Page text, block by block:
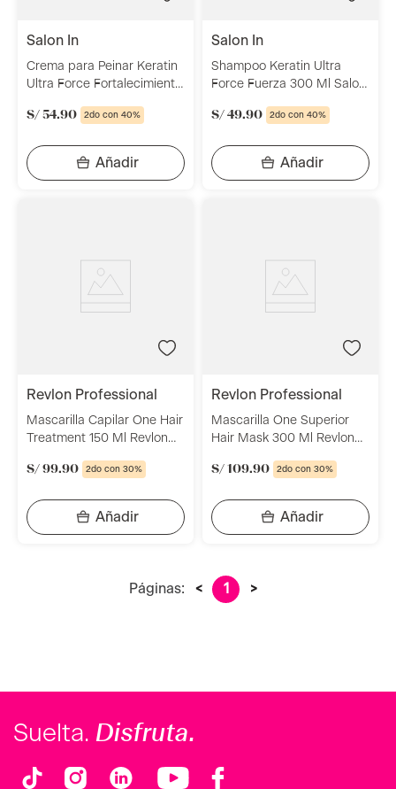
salon in
Crema para Peinar Keratin
Ultra Force Fortalecimiento
S/ 54.90 2do con 40%
salon in
Shampoo Keratin Ultra
Force Fuerza 300 Ml Salon
S/ 49.90 2do con 40%
revlon professional
Mascarilla Capilar One Hair
Treatment 150 Ml Revlon
S/ 99.90 2do con 30%
revlon professional
Mascarilla One Superior
Hair Mask 300 Ml Revlon
S/ 109.90 2do con 30%
Páginas: < 1 >
Suelta. Disfruta.